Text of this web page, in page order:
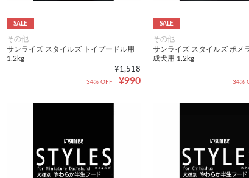
SALE
その他
サンライズ スタイルズ トイプードル用
1.2kg
¥1,518
¥990
34% OFF
SALE
その他
サンライズ スタイルズ ポメ
成犬用 1.2kg
34%